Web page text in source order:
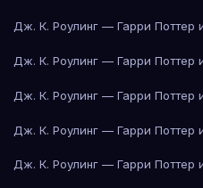
Дж. К. Роулинг — Гарри Поттер
Дж. К. Роулинг — Гарри Поттер
Дж. К. Роулинг — Гарри Поттер
Дж. К. Роулинг — Гарри Поттер
Дж. К. Роулинг — Гарри Поттер